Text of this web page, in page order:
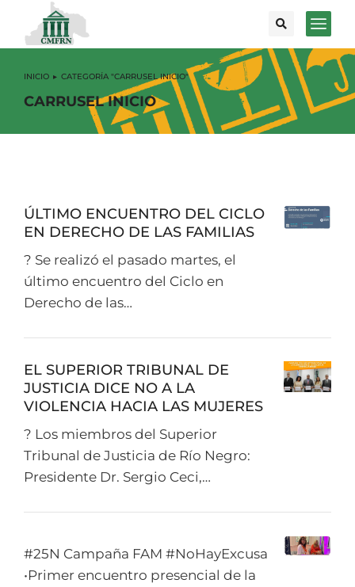
Estás aquí:
INICIO CATEGORÍA "CARRUSEL INICIO"
CARRUSEL INICIO
ÚLTIMO ENCUENTRO DEL CICLO
EN DERECHO DE LAS FAMILIAS
? Se realizó el pasado martes, el
último encuentro del Ciclo en
Derecho de las…
EL SUPERIOR TRIBUNAL DE
JUSTICIA DICE NO A LA
VIOLENCIA HACIA LAS MUJERES
? Los miembros del Superior
Tribunal de Justicia de Río Negro:
Presidente Dr. Sergio Ceci,…
#25N Campaña FAM #NoHayExcusa
•Primer encuentro presencial de la